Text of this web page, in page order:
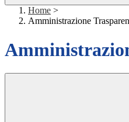
Home >
Amministrazione